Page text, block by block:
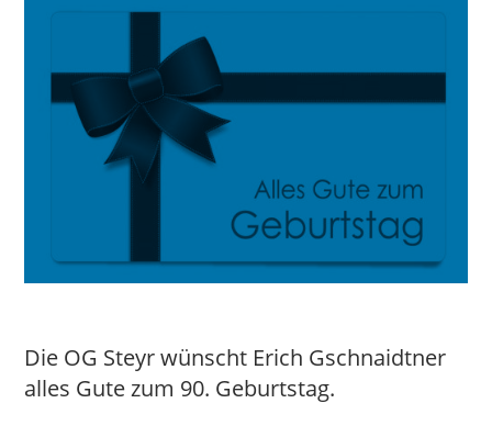
Die OG Steyr wünscht Erich Gschnaidtner
alles Gute zum 90. Geburtstag.